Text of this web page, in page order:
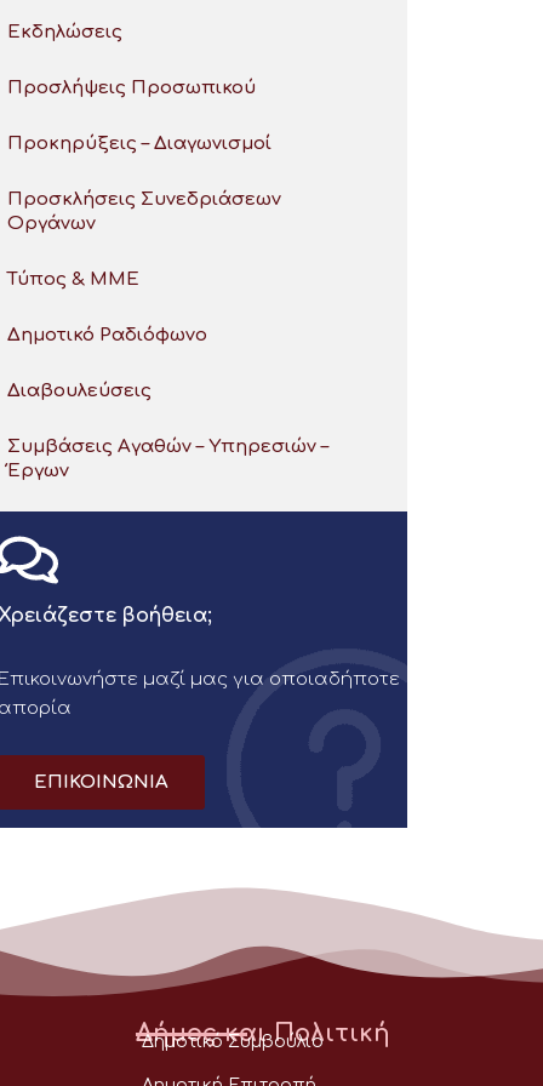
Εκδηλώσεις
Προσλήψεις Προσωπικού
Προκηρύξεις – Διαγωνισμοί
Προσκλήσεις Συνεδριάσεων
Οργάνων
Τύπος & ΜΜΕ
Δημοτικό Ραδιόφωνο
Διαβουλεύσεις
Συμβάσεις Αγαθών – Υπηρεσιών –
Έργων
Χρειάζεστε βοήθεια;
Επικοινωνήστε μαζί μας για οποιαδήποτε
απορία
ΕΠΙΚΟΙΝΩΝΙΑ
Δήμος και Πολιτική
Δημοτικό Συμβούλιο